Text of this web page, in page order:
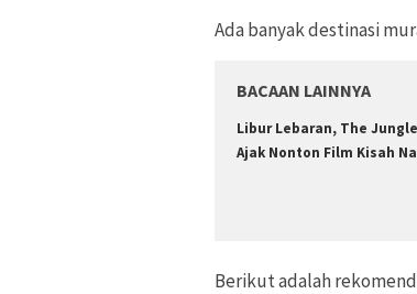
Ada banyak destinasi
BACAAN LAINNYA
Libur Lebaran, The Jungle
Ajak Nonton Film Kisah
Berikut adalah